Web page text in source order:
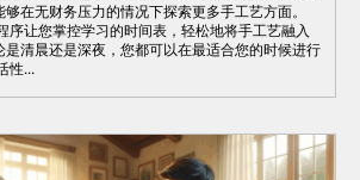
在无财务压力的情况下探索更多手工艺方面。
序让您掌控学习的时间表，轻松地将手工艺融入
是清晨还是深夜，您都可以在最适合您的时候进行
性...